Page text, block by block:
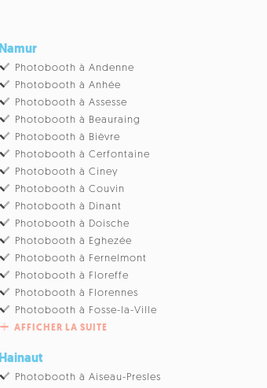
Namur
Photobooth à Andenne
Photobooth à Anhée
Photobooth à Assesse
Photobooth à Beauraing
Photobooth à Bièvre
Photobooth à Cerfontaine
Photobooth à Ciney
Photobooth à Couvin
Photobooth à Dinant
Photobooth à Doische
Photobooth à Eghezée
Photobooth à Fernelmont
Photobooth à Floreffe
Photobooth à Florennes
Photobooth à Fosse-la-Ville
AFFICHER LA SUITE
Hainaut
Photobooth à Aiseau-Presles